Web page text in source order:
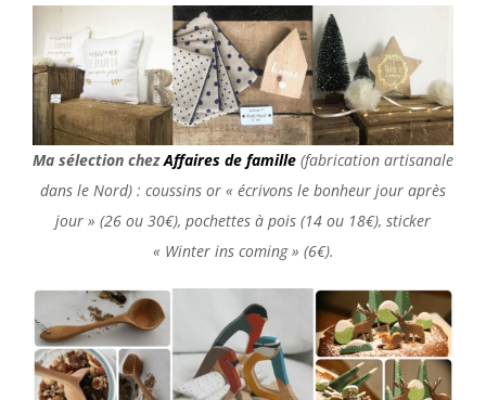
Ma sélection chezAffaires de famille (fabrication artisanale
dans le Nord) : coussins or « écrivons le bonheur jour après
jour » (26 ou 30€), pochettes à pois (14 ou 18€), sticker
« Winter ins coming » (6€).